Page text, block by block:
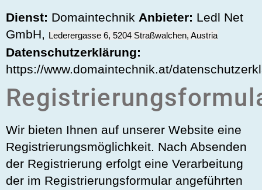
Dienst: Domaintechnik Anbieter: Ledl Net
GmbH, Lederergasse 6, 5204 Straßwalchen, Austria
Datenschutzerklärung:
https://www.domaintechnik.at/
Wir bieten Ihnen auf unserer Website eine
Registrierungsmöglichkeit. Nach Absenden
der Registrierung erfolgt eine Verarbeitung
der im Registrierungsformular angeführten